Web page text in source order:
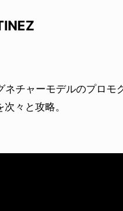
チャーモデルのプロモ
々と攻略。